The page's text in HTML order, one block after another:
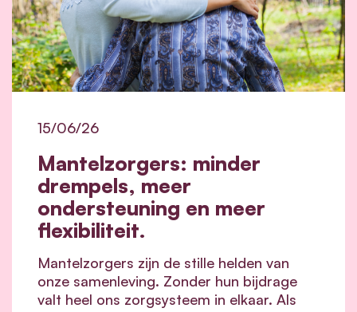
Mantelzorgers: minder
drempels, meer
ondersteuning en meer
flexibiliteit.
15/06/26
Mantelzorgers zijn de stille helden van
onze samenleving. Zonder hun bijdrage
valt heel ons zorgsysteem in elkaar. Als